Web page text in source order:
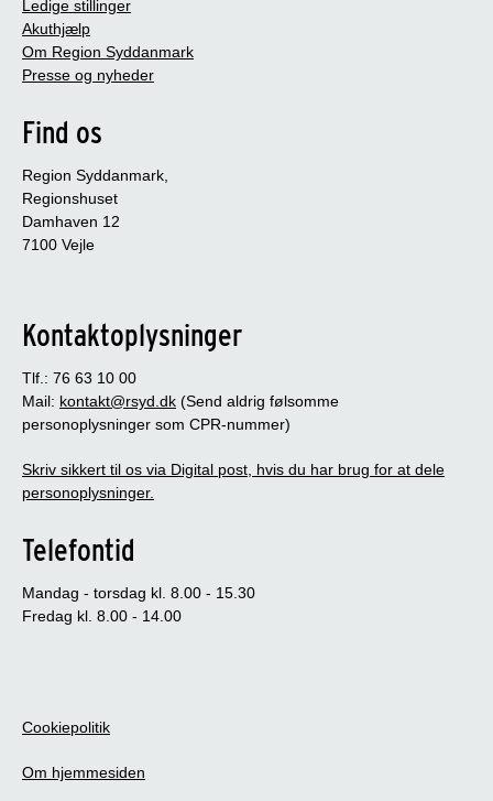
Ledige stillinger
Akuthjælp
Om Region Syddanmark
Presse og nyheder
Find os
Region Syddanmark,
Regionshuset
Damhaven 12
7100 Vejle
Kontaktoplysninger
Tlf.: 76 63 10 00
Mail: kontakt@rsyd.dk (Send aldrig følsomme
personoplysninger som CPR-nummer)
Skriv sikkert til os via Digital post, hvis du har brug for at dele
personoplysninger.
Telefontid
Mandag - torsdag kl. 8.00 - 15.30
Fredag kl. 8.00 - 14.00
Cookiepolitik
Om hjemmesiden